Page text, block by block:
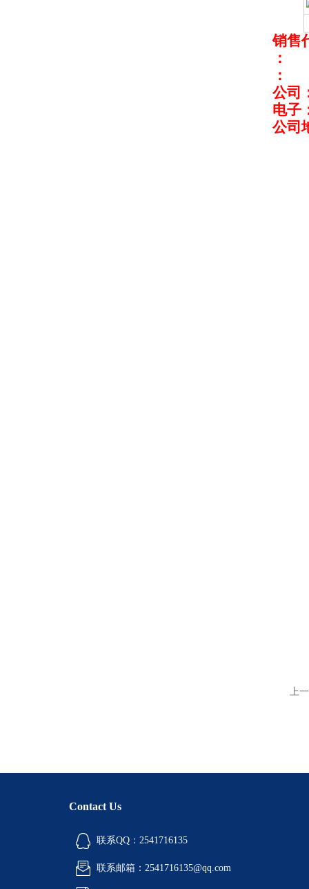
销售
：
：
公司
电子
公司
上
Contact Us
联系QQ：2541716135
联系邮箱：2541716135@qq.com